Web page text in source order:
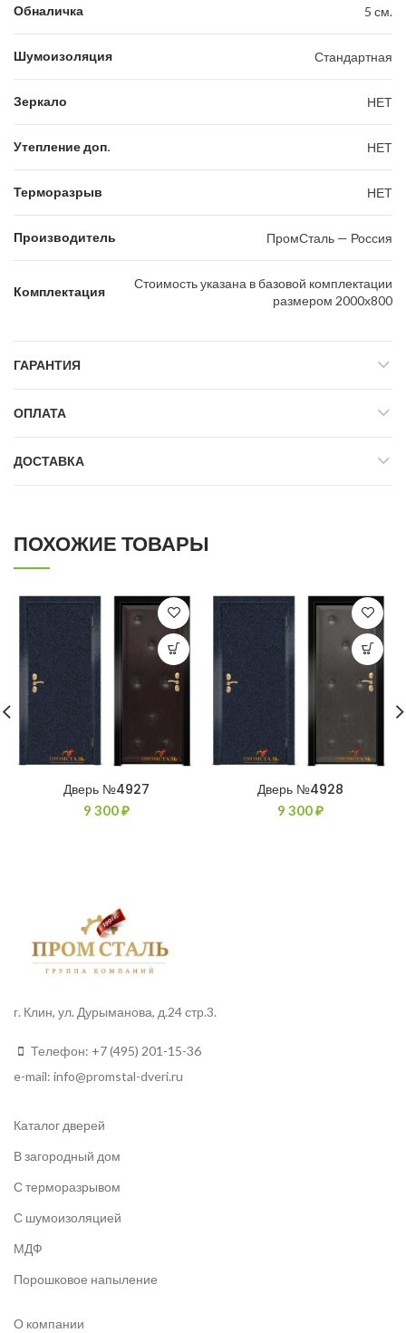
Обналичка 5 см.
Шумоизоляция Стандартная
Зеркало НЕТ
Утепление доп. НЕТ
Терморазрыв НЕТ
Производитель ПромСталь — Россия
Комплектация
Стоимость указана в базовой комплектации
размером 2000х800
ГАРАНТИЯ
ОПЛАТА
ДОСТАВКА
ПОХОЖИЕ ТОВАРЫ
Дверь №4927
9 300₽
Дверь №4928
9 300₽
г. Клин, ул. Дурыманова, д.24 стр.3.
Телефон: +7 (495) 201-15-36
e-mail: info@promstal-dveri.ru
Каталог дверей
В загородный дом
С терморазрывом
С шумоизоляцией
МДФ
Порошковое напыление
О компании